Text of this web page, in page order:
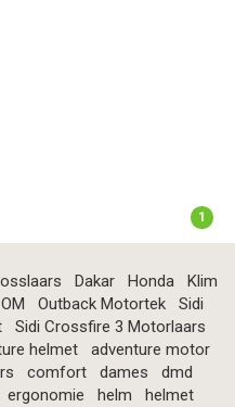
1
Dakar Honda
Klim
OM Outback Motortek
Sidi
Sidi Crossfire 3 Motorlaars
helmet
adventure motor
comfort dames
dmd
ergonomie helm
helmet